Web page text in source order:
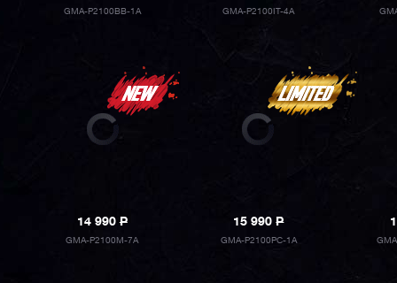
GMA-P2100BB-1A GMA-P2100IT-4A
14 990P
GMA-P2100M-7A
15 990P
GMA-P2100PC-1A